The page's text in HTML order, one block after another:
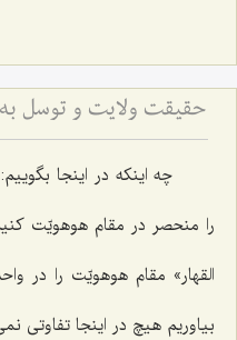
حقیقت ولایت و توسل به
چه اینکه در اینجا بگوییم:
را منحصر در مقام هوهویّت
القهار» مقام هوهویّت را در
بیاوریم هیچ در اینجا تفاوتی